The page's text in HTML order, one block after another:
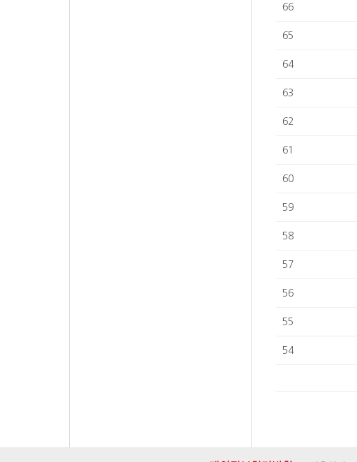
66
65
64
63
62
61
60
59
58
57
56
55
54